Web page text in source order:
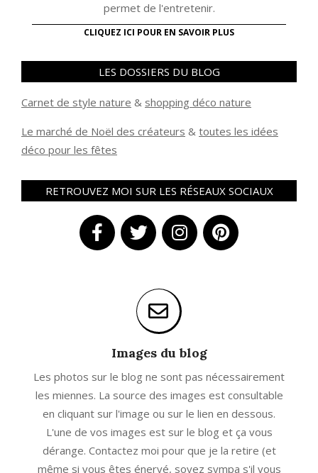
permet de l'entretenir.
CLIQUEZ ICI POUR EN SAVOIR PLUS
LES DOSSIERS DU BLOG
Carnet de style nature & shopping déco nature
Le marché de Noël des créateurs & toutes les idées
déco pour les fêtes
RETROUVEZ MOI SUR LES RÉSEAUX SOCIAUX
Images du blog
Les photos sur le blog ne sont pas nécessairement
les miennes. La source des images est consultable
en cliquant sur l'image ou sur le lien en dessous.
L'une de vos images est sur le blog et ça vous
dérange. Contactez moi pour que je la retire (et
même si vous êtes énervé, soyez sympa s'il vous